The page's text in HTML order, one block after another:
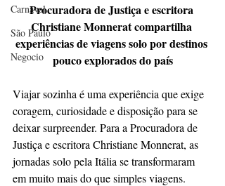
Carnaval
São Paulo
Negocio
Procuradora de Justiça e escritora
Christiane Monnerat compartilha
experiências de viagens solo por destinos
pouco explorados do país
Viajar sozinha é uma experiência que exige
coragem, curiosidade e disposição para se
deixar surpreender. Para a Procuradora de
Justiça e escritora Christiane Monnerat, as
jornadas solo pela Itália se transformaram
em muito mais do que simples viagens.